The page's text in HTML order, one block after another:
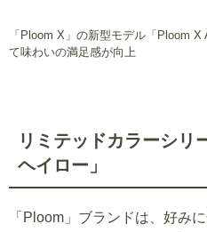
「Ploom X」の新型モデル「Ploom
て味わいの満足感が向上
リミテッドカラーシリ
ヘイロー」
「Ploom」ブランドは、好み